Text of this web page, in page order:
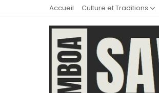
Accueil Culture et Traditions